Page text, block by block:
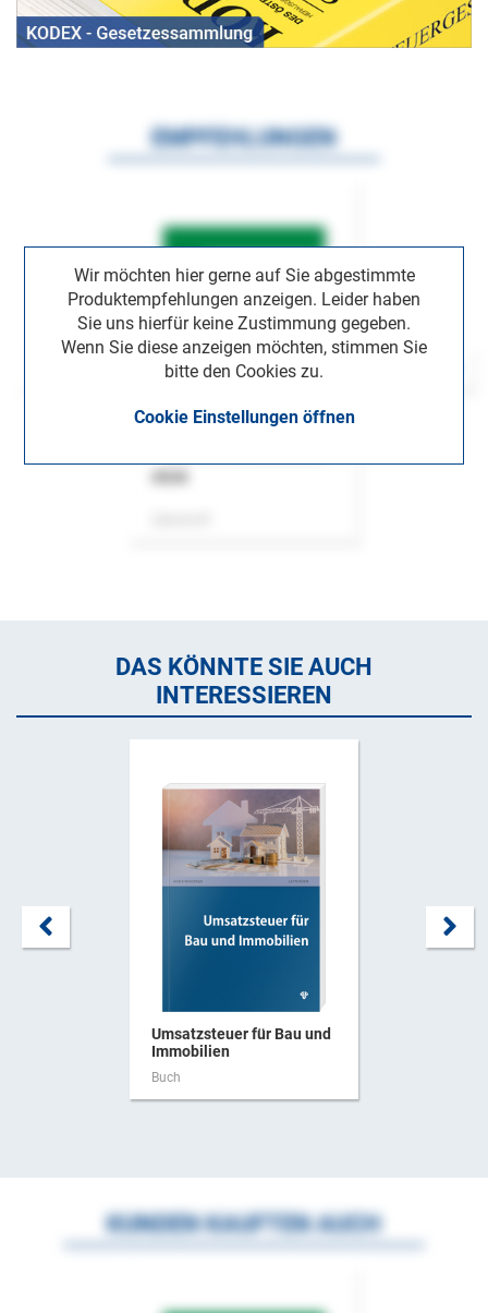
Wir möchten hier gerne auf Sie abgestimmte
Produktempfehlungen anzeigen. Leider haben
Sie uns hierfür keine Zustimmung gegeben.
Wenn Sie diese anzeigen möchten, stimmen Sie
bitte den Cookies zu.
Cookie Einstellungen öffnen
EMPFEHLUNGEN
DAS KÖNNTE SIE AUCH
INTERESSIEREN
Umsatzsteuer für Bau und
Immobilien
Buch
KUNDEN KAUFTEN AUCH